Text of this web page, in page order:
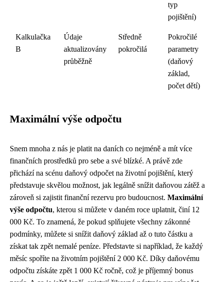
typ
pojištění)
Kalkulačka
B
Údaje
aktualizovány
průběžně
Středně
pokročilá
Pokročilé
parametry
(daňový
základ,
počet dětí)
Maximální výše odpočtu
Snem mnoha z nás je platit na daních co nejméně a mít více
finančních prostředků pro sebe a své blízké. A právě zde
přichází na scénu daňový odpočet na životní pojištění, který
představuje skvělou možnost, jak legálně snížit daňovou zátěž a
zároveň si zajistit finanční rezervu pro budoucnost. Maximální
výše odpočtu, kterou si můžete v daném roce uplatnit, činí 12
000 Kč. To znamená, že pokud splňujete všechny zákonné
podmínky, můžete si snížit daňový základ až o tuto částku a
získat tak zpět nemalé peníze. Představte si například, že každý
měsíc spoříte na životním pojištění 2 000 Kč. Díky daňovému
odpočtu získáte zpět 1 000 Kč ročně, což je příjemný bonus